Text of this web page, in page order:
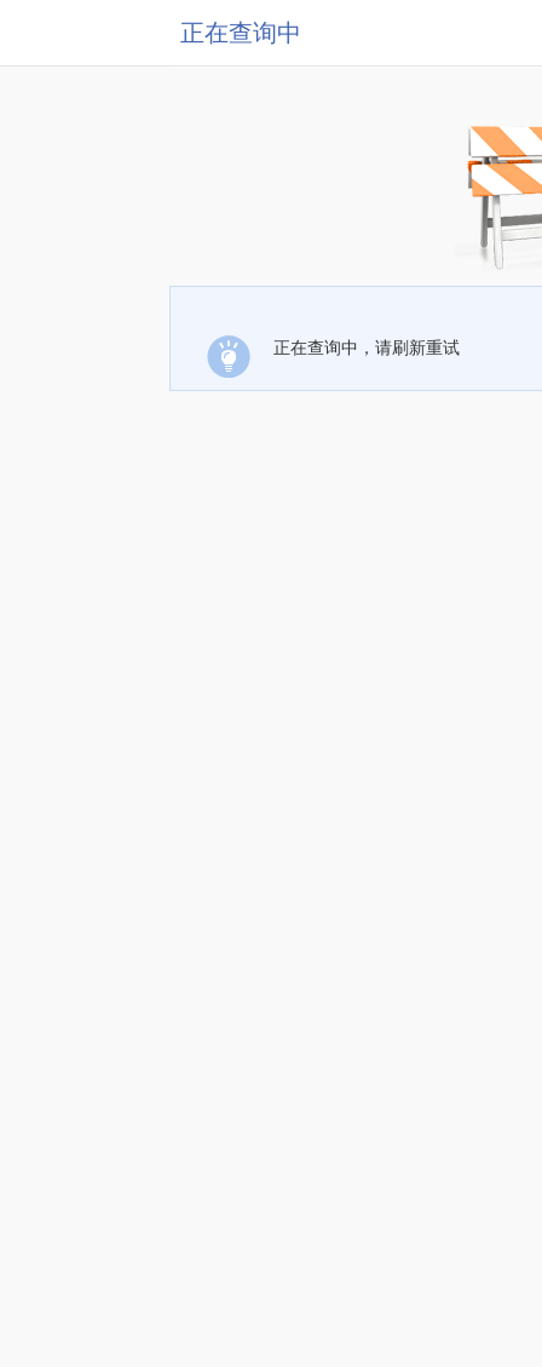
正在查询中
正在查询中，请刷新重试